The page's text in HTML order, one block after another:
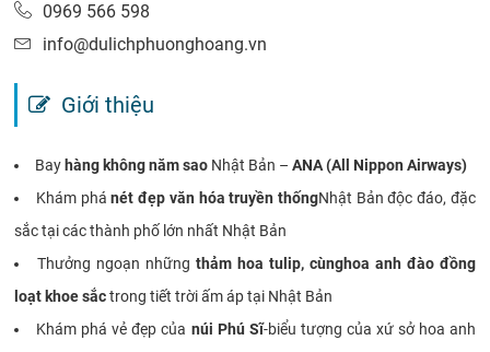
0969 566 598
info@dulichphuonghoang.vn
Giới thiệu
Bay hàng không năm sao Nhật Bản –ANA (All Nippon Airways)
Khám phánét đẹp văn hóa truyền thốngNhật Bản độc đáo, đặc
sắc tại các thành phố lớn nhất Nhật Bản
Thưởng ngoạn nhữngthảm hoa tulip, cùnghoa anh đào đồng
loạt khoe sắctrong tiết trời ấm áp tại Nhật Bản
Khám phá vẻ đẹp của núi Phú Sĩ-biểu tượng của xứ sở hoa anh